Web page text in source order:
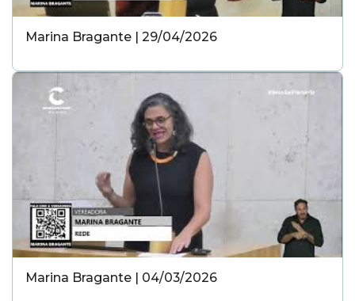
Marina Bragante | 29/04/2026
Marina Bragante | 04/03/2026